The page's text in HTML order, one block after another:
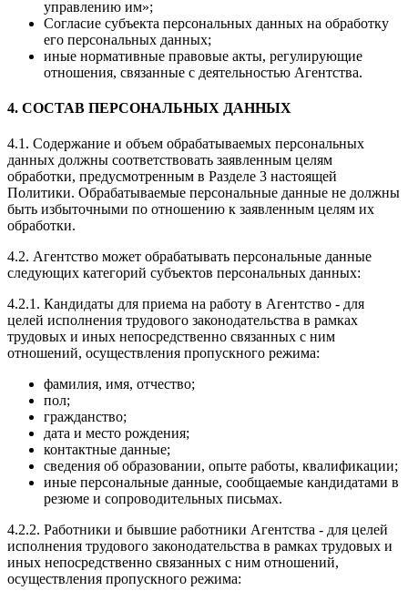
управлению им»;
Согласие субъекта персональных данных на обработку
его персональных данных;
иные нормативные правовые акты, регулирующие
отношения, связанные с деятельностью Агентства.
4. СОСТАВ ПЕРСОНАЛЬНЫХ ДАННЫХ
4.1. Содержание и объем обрабатываемых персональных
данных должны соответствовать заявленным целям
обработки, предусмотренным в Разделе 3 настоящей
Политики. Обрабатываемые персональные данные не должны
быть избыточными по отношению к заявленным целям их
обработки.
4.2. Агентство может обрабатывать персональные данные
следующих категорий субъектов персональных данных:
4.2.1. Кандидаты для приема на работу в Агентство - для
целей исполнения трудового законодательства в рамках
трудовых и иных непосредственно связанных с ним
отношений, осуществления пропускного режима:
фамилия, имя, отчество;
пол;
гражданство;
дата и место рождения;
контактные данные;
сведения об образовании, опыте работы, квалификации;
иные персональные данные, сообщаемые кандидатами в
резюме и сопроводительных письмах.
4.2.2. Работники и бывшие работники Агентства - для целей
исполнения трудового законодательства в рамках трудовых и
иных непосредственно связанных с ним отношений,
осуществления пропускного режима: